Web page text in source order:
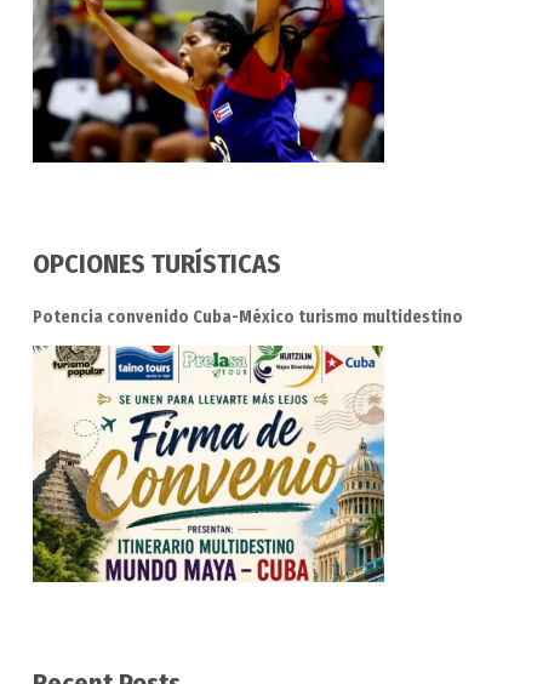
OPCIONES TURÍSTICAS
Potencia convenido Cuba-México turismo multidestino